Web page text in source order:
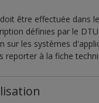
être effectuée dans
définies par le
sur les systèmes
reporter à la fiche